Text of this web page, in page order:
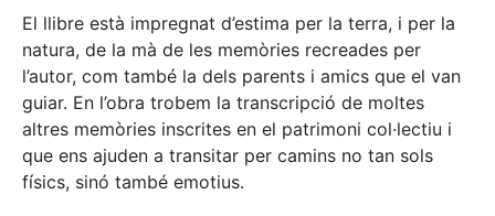
El llibre està impregnat d’estima per la terra, i per la
natura, de la mà de les memòries recreades per
l’autor, com també la dels parents i amics que el van
guiar. En l’obra trobem la transcripció de moltes
altres memòries inscrites en el patrimoni col·lectiu i
que ens ajuden a transitar per camins no tan sols
físics, sinó també emotius.